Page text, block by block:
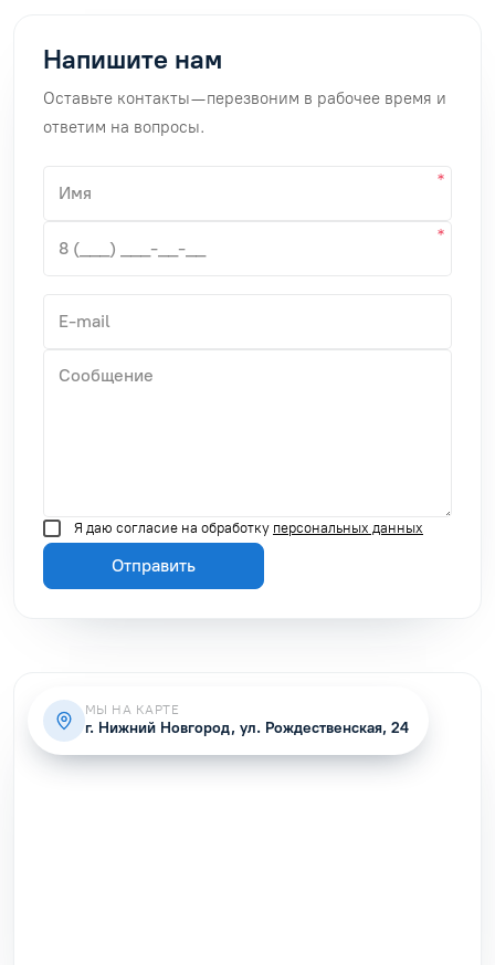
Напишите нам
Оставьте контакты — перезвоним в рабочее время и
ответим на вопросы.
Я даю согласие на обработку персональных данных
Отправить
МЫ НА КАРТЕ
г. Нижний Новгород, ул. Рождественская, 24